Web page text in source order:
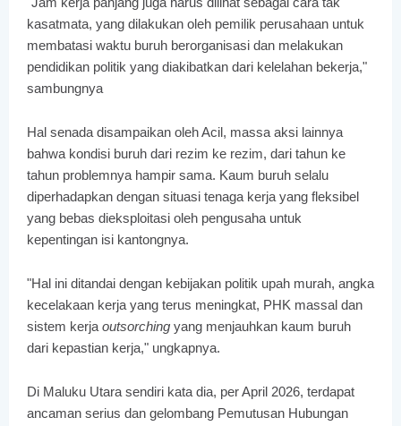
kasatmata, yang dilakukan oleh pemilik perusahaan untuk
membatasi waktu buruh berorganisasi dan melakukan
pendidikan politik yang diakibatkan dari kelelahan bekerja,"
sambungnya
Hal senada disampaikan oleh Acil, massa aksi lainnya
bahwa kondisi buruh dari rezim ke rezim, dari tahun ke
tahun problemnya hampir sama. Kaum buruh selalu
diperhadapkan dengan situasi tenaga kerja yang fleksibel
yang bebas dieksploitasi oleh pengusaha untuk
kepentingan isi kantongnya.
"Hal ini ditandai dengan kebijakan politik upah murah, angka
kecelakaan kerja yang terus meningkat, PHK massal dan
sistem kerja outsorching yang menjauhkan kaum buruh
dari kepastian kerja," ungkapnya.
Di Maluku Utara sendiri kata dia, per April 2026, terdapat
ancaman serius dan gelombang Pemutusan Hubungan